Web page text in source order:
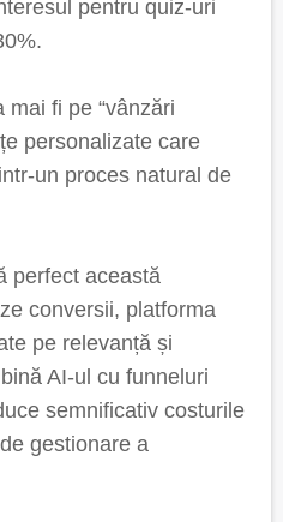
pentru quiz-uri
mai fi pe “vânzări
personalizate care
un proces natural de
perfect această
conversii, platforma
pe relevanță și
AI-ul cu funneluri
semnificativ costurile
gestionare a